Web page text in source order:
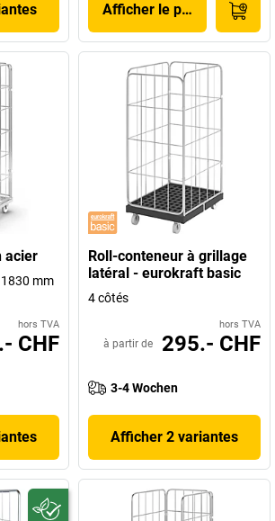
Afficher le produit
acier
mm
hors TVA
CHF
Roll-conteneur à grillage
latéral - eurokraft basic
4 côtés
hors TVA
à partir de 295.- CHF
3-4 Wochen
Afficher 2 variantes